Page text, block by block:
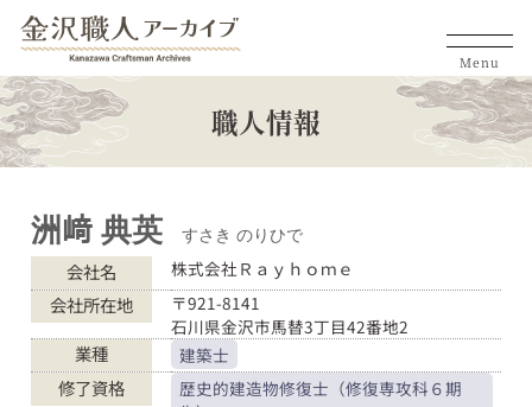
Menu
職人情報
洲﨑 典英 すさき のりひで
会社名 株式会社Ｒａｙｈｏｍｅ
会社所在地
〒921-8141
石川県金沢市馬替3丁目42番地2
業種 建築士
修了資格
歴史的建造物修復士（修復専攻科６期